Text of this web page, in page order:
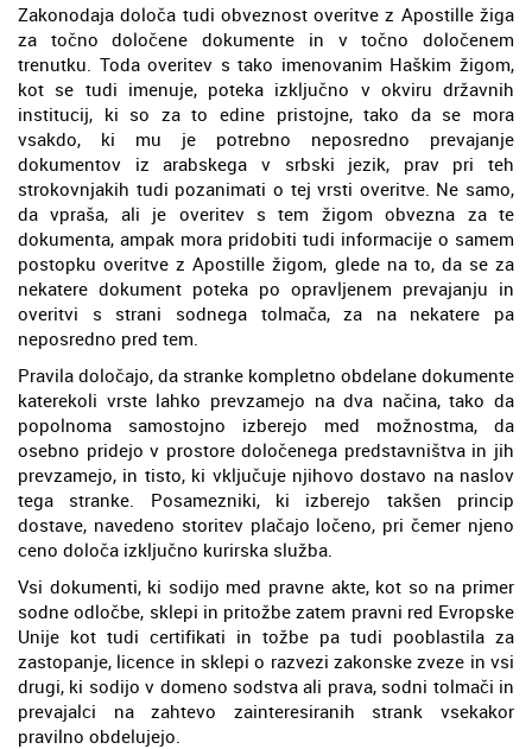
Zakonodaja določa tudi obveznost overitve z Apostille žiga
za točno določene dokumente in v točno določenem
trenutku. Toda overitev s tako imenovanim Haškim žigom,
kot se tudi imenuje, poteka izključno v okviru državnih
institucij, ki so za to edine pristojne, tako da se mora
vsakdo, ki mu je potrebno neposredno prevajanje
dokumentov iz arabskega v srbski jezik, prav pri teh
strokovnjakih tudi pozanimati o tej vrsti overitve. Ne samo,
da vpraša, ali je overitev s tem žigom obvezna za te
dokumenta, ampak mora pridobiti tudi informacije o samem
postopku overitve z Apostille žigom, glede na to, da se za
nekatere dokument poteka po opravljenem prevajanju in
overitvi s strani sodnega tolmača, za na nekatere pa
neposredno pred tem.
Pravila določajo, da stranke kompletno obdelane dokumente
katerekoli vrste lahko prevzamejo na dva načina, tako da
popolnoma samostojno izberejo med možnostma, da
osebno pridejo v prostore določenega predstavništva in jih
prevzamejo, in tisto, ki vključuje njihovo dostavo na naslov
tega stranke. Posamezniki, ki izberejo takšen princip
dostave, navedeno storitev plačajo ločeno, pri čemer njeno
ceno določa izključno kurirska služba.
Vsi dokumenti, ki sodijo med pravne akte, kot so na primer
sodne odločbe, sklepi in pritožbe zatem pravni red Evropske
Unije kot tudi certifikati in tožbe pa tudi pooblastila za
zastopanje, licence in sklepi o razvezi zakonske zveze in vsi
drugi, ki sodijo v domeno sodstva ali prava, sodni tolmači in
prevajalci na zahtevo zainteresiranih strank vsekakor
pravilno obdelujejo.